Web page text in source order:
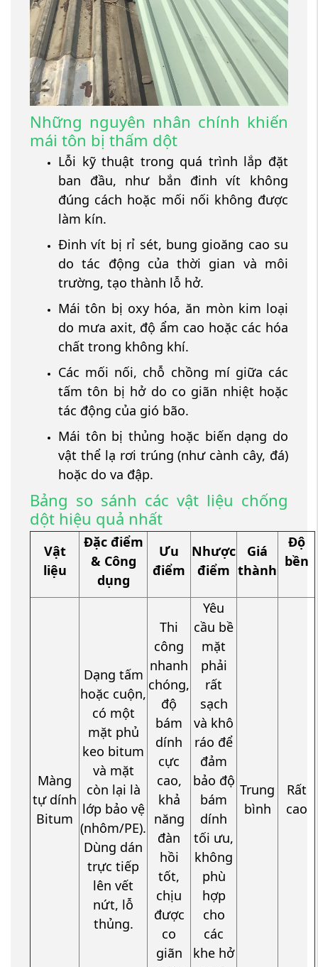
Những nguyên nhân chính khiến
mái tôn bị thấm dột
Lỗi kỹ thuật trong quá trình lắp đặt
ban đầu, như bắn đinh vít không
đúng cách hoặc mối nối không được
làm kín.
Đinh vít bị rỉ sét, bung gioăng cao su
do tác động của thời gian và môi
trường, tạo thành lỗ hở.
Mái tôn bị oxy hóa, ăn mòn kim loại
do mưa axit, độ ẩm cao hoặc các hóa
chất trong không khí.
Các mối nối, chỗ chồng mí giữa các
tấm tôn bị hở do co giãn nhiệt hoặc
tác động của gió bão.
Mái tôn bị thủng hoặc biến dạng do
vật thể lạ rơi trúng (như cành cây, đá)
hoặc do va đập.
Bảng so sánh các vật liệu chống
dột hiệu quả nhất
Vật
liệu
Đặc điểm
& Công
dụng
Ưu
điểm
Nhược
điểm
Giá
thành
Độ
bền
Màng
tự dính
Bitum
Dạng tấm
hoặc cuộn,
có một
mặt phủ
keo bitum
và mặt
còn lại là
lớp bảo vệ
(nhôm/PE).
Dùng dán
trực tiếp
lên vết
nứt, lỗ
thủng.
Thi
công
nhanh
chóng,
độ
bám
dính
cực
cao,
khả
năng
đàn
hồi
tốt,
chịu
được
co
giãn
Yêu
cầu bề
mặt
phải
rất
sạch
và khô
ráo để
đảm
bảo độ
bám
dính
tối ưu,
không
phù
hợp
cho
các
khe hở
Trung
bình
Rất
cao